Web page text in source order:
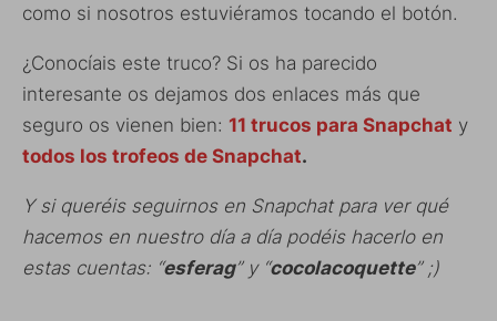
como si nosotros estuviéramos tocando el botón.
¿Conocíais este truco? Si os ha parecido
interesante os dejamos dos enlaces más que
seguro os vienen bien: 11 trucos para Snapchat y
todos los trofeos de Snapchat.
Y si queréis seguirnos en Snapchat para ver qué
hacemos en nuestro día a día podéis hacerlo en
estas cuentas: “esferag” y “cocolacoquette” ;)